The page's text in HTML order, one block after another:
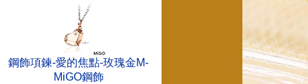
鋼飾項鍊-愛的焦點-玫瑰金M-
MiGO鋼飾